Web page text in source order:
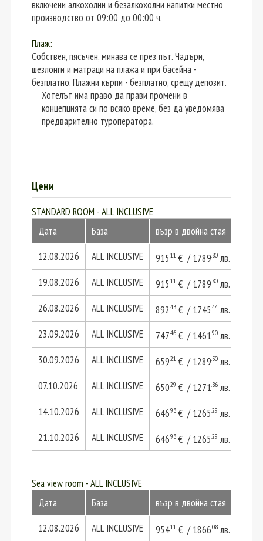
включени алкохолни и безалкохолни напитки местно
производство от 09:00 до 00:00 ч.
Плаж:
Собствен, пясъчен, минава се през път. Чадъри,
шезлонги и матраци на плажа и при басейна -
безплатно. Плажни кърпи - безплатно, срещу депозит.
Хотелът има право да прави промени в
концепцията си по всяко време, без да уведомява
предварително туроператора.
Цени
STANDARD ROOM - ALL INCLUSIVE
Дата
База възр в двойна стая
12.08.2026
ALL INCLUSIVE 915.11€ / 1789.80лв.
19.08.2026 ALL INCLUSIVE 915.11€ / 1789.80лв.
26.08.2026 ALL INCLUSIVE 892.43€ / 1745.44лв.
23.09.2026 ALL INCLUSIVE 747.46€ / 1461.90лв.
30.09.2026 ALL INCLUSIVE 659.21€ / 1289.30лв.
07.10.2026 ALL INCLUSIVE 650.29 € / 1271.86лв.
14.10.2026 ALL INCLUSIVE 646.93€ / 1265.29 лв.
21.10.2026 ALL INCLUSIVE 646.93€ / 1265.29 лв.
Sea view room - ALL INCLUSIVE
Дата
База възр в двойна стая
12.08.2026
ALL INCLUSIVE 954.11€ / 1866.08лв.